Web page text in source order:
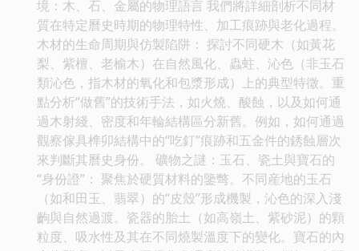
境：木、石、金屬的物理語言 我們將詳細剖析不同材
質在特定曆史時期的物理特性、加工痕跡與老化過程。
木材的生命周期與仿製陷阱： 探討不同硬木（如黃花
梨、紫檀、老榆木）在自然風化、蟲蛀、沁色（非玉石
類沁色，指木材的氧化和包漿形成）上的典型特徵。重
點分析“做舊”的技術手法，如火燒、酸蝕，以及如何通
過木射綫、密度和年輪結構區分新舊。例如，如何通過
觀察傢具榫卯結構中的“吃釘”痕跡和五金件的銹蝕層次
來判斷其曆史身份。 礦物之謎：玉石、瓷土與寶石的
“身份證”： 聚焦於硬質材料的鑒彆。不同産地的玉石
（如和田玉、翡翠）的“皮殼”形成機製，沁色的深入淺
齣與自然過渡。瓷器的胎土（如高嶺土、紫砂泥）的顆
粒度、吸水性及其在不同燒製溫度下的變化。寶石的內